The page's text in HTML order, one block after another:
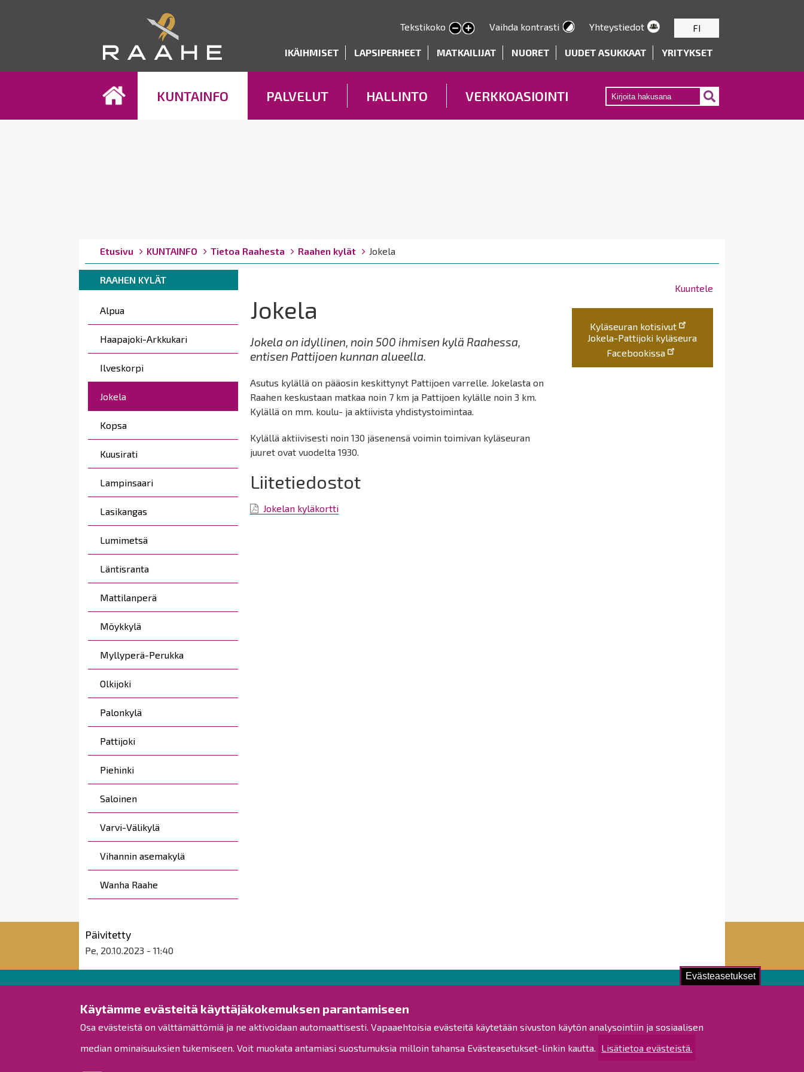
Evästeasetukset
Käytämme evästeitä käyttäjäkokemuksen parantamiseen
Osa evästeistä on välttämättömiä ja ne aktivoidaan automaattisesti. Vapaaehtoisia evästeitä käytetään sivuston käytön analysointiin ja sosiaalisen
median ominaisuuksien tukemiseen. Voit muokata antamiasi suostumuksia milloin tahansa Evästeasetukset-linkin kautta.
Lisätietoa evästeistä.
pääsisältöön
Tekstikoko
Pienennä tekstin kokoa
Suurenna tekstin kokoa Vaihda kontrasti Yhteystiedot FI
Kohderyhmät
IKÄIHMISET LAPSIPERHEET MATKAILIJAT NUORET UUDET ASUKKAAT YRITYKSET
KUNTAINFO PALVELUT HALLINTO VERKKOASIOINTI
Breadcrumbs
You
are
here:
Etusivu KUNTAINFO Tietoa Raahesta Raahen kylät Jokela
Breadcrumbs
are
RAAHEN KYLÄT
Kuuntele
Päävalikko
Alpua
Haapajoki-Arkkukari
Ilveskorpi
Jokela
Kopsa
Kuusirati
Lampinsaari
Lasikangas
Lumimetsä
Läntisranta
Mattilanperä
Möykkylä
Myllyperä-Perukka
Olkijoki
Palonkylä
Pattijoki
Piehinki
Saloinen
Varvi-Välikylä
Vihannin asemakylä
Wanha Raahe
Jokela
Jokela on idyllinen, noin 500 ihmisen kylä Raahessa,
entisen Pattijoen kunnan alueella.
Asutus kylällä on pääosin keskittynyt Pattijoen varrelle. Jokelasta on
Raahen keskustaan matkaa noin 7 km ja Pattijoen kylälle noin 3 km.
Kylällä on mm. koulu- ja aktiivista yhdistystoimintaa.
Kylällä aktiivisesti noin 130 jäsenensä voimin toimivan kyläseuran
juuret ovat vuodelta 1930.
Liitetiedostot
Jokelan kyläkortti
Kyläseuran kotisivut
Jokela-Pattijoki kyläseura
Facebookissa
Päivitetty
Pe, 20.10.2023 - 11:40
Raahen kaupunki
Rantakatu 50
92100 Raahe
Ota yhteyttä!
Yleinen palaute
Toimipisteet
Esityslistat ja pöytäkirjat
Viranhaltijapäätökset